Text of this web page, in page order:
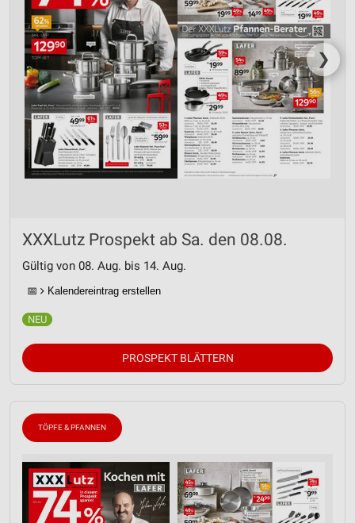
❯
XXXLutz Prospekt ab Sa. den 08.08.
Gültig von 08. Aug. bis 14. Aug.
📅 Kalendereintrag erstellen
PROSPEKT BLÄTTERN
TÖPFE & PFANNEN